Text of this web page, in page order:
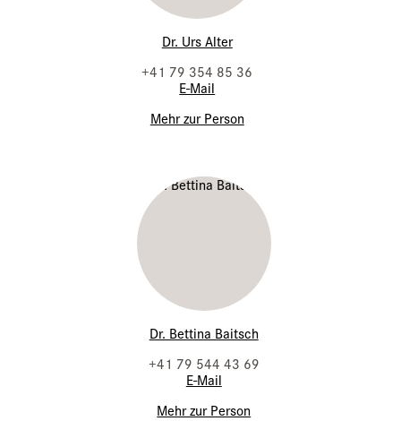
Dr. Urs Alter
+41 79 354 85 36
E-Mail
Mehr zur Person
Dr. Bettina Baitsch
+41 79 544 43 69
E-Mail
Mehr zur Person